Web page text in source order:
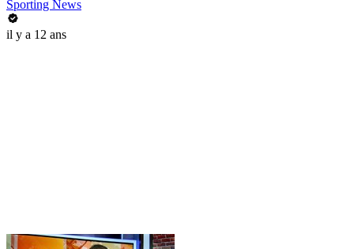
Sporting News
il y a 12 ans